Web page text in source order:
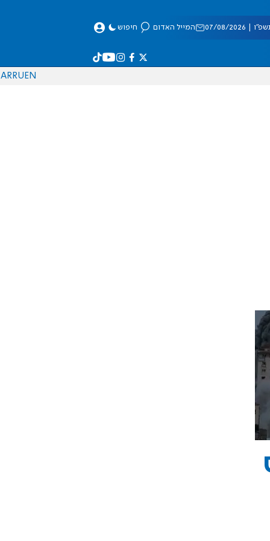
08/2026 המייל האדום חיפוש
EN
RU
AR